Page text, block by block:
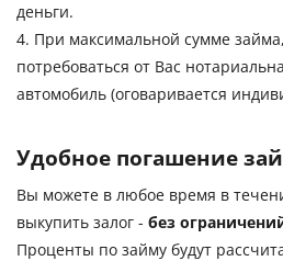
деньги.
4. При максимальной сумме
потребоваться от Вас
автомобиль (оговаривается
Удобное погашение
Вы можете в любое время в
выкупить залог - без
Проценты по займу будут